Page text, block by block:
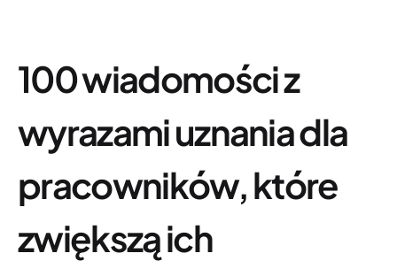
100 wiadomości z
wyrazami uznania dla
pracowników, które
zwiększą ich